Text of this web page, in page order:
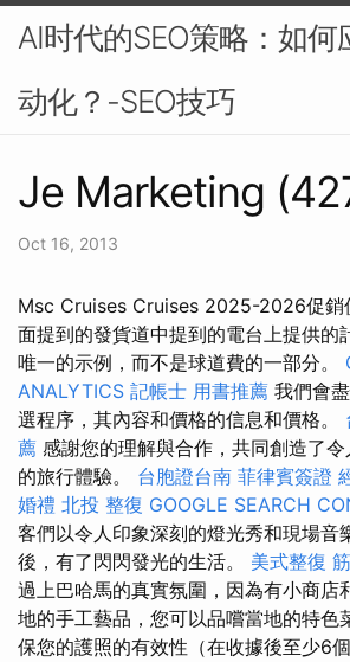
AI时代的SEO策略：如何
动化？-SEO技巧
Je Marketing
Oct 16, 2013
Msc Cruises Cruises 2025-2026促銷
面提到的發貨道中提到的電台上提供的
唯一的示例，而不是球道費的一部分。
ANALYTICS 記帳士 用書推薦 我們會
選程序，其內容和價格的信息和價格。
薦 感謝您的理解與合作，共同創造了
的旅行體驗。 台胞證台南 菲律賓簽證
婚禮 北投 整復 GOOGLE SEARCH
客們以令人印象深刻的燈光秀和現場音
後，有了閃閃發光的生活。 美式整復
過上巴哈馬的真實氛圍，因為有小商店
地的手工藝品，您可以品嚐當地的特色
保您的護照的有效性（在收據後至少6